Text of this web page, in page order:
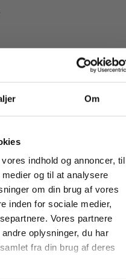
Om
indhold og annoncer, til
og til at analysere
om din brug af vores
inden for sociale medier,
Vores partnere
oplysninger, du har
fra din brug af deres
nedslag i
som afsæt for
af forskellige
tekst, billede og
indeholder afsnit,
inden for udvalgte
eux-uddannelse. Der
til emnerne
,Entrepreneurship
ogApplying
tilknyttet.
masterclasses mm.
som:
For institutioner og
virksomheder. Du
får vist priser ekskl.